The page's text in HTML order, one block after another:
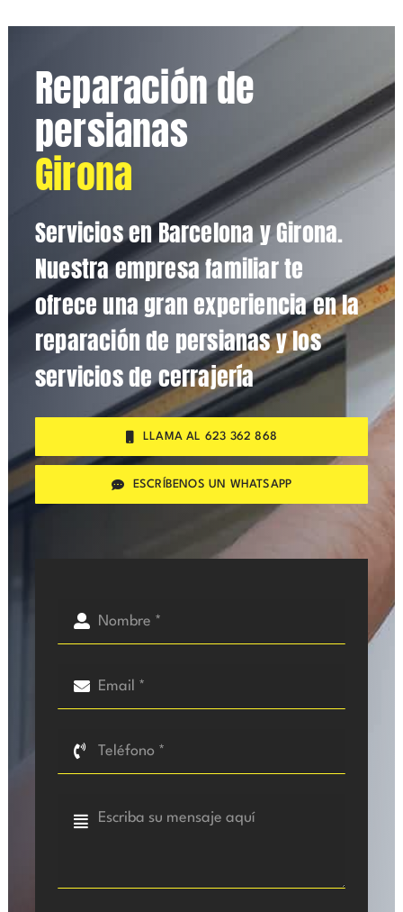
Reparación de
persianas
Girona
Servicios en Barcelona y Girona.
Nuestra empresa familiar te
ofrece una gran experiencia en la
reparación de persianas y los
servicios de cerrajería
LLAMA AL 623 362 868
ESCRÍBENOS UN WHATSAPP